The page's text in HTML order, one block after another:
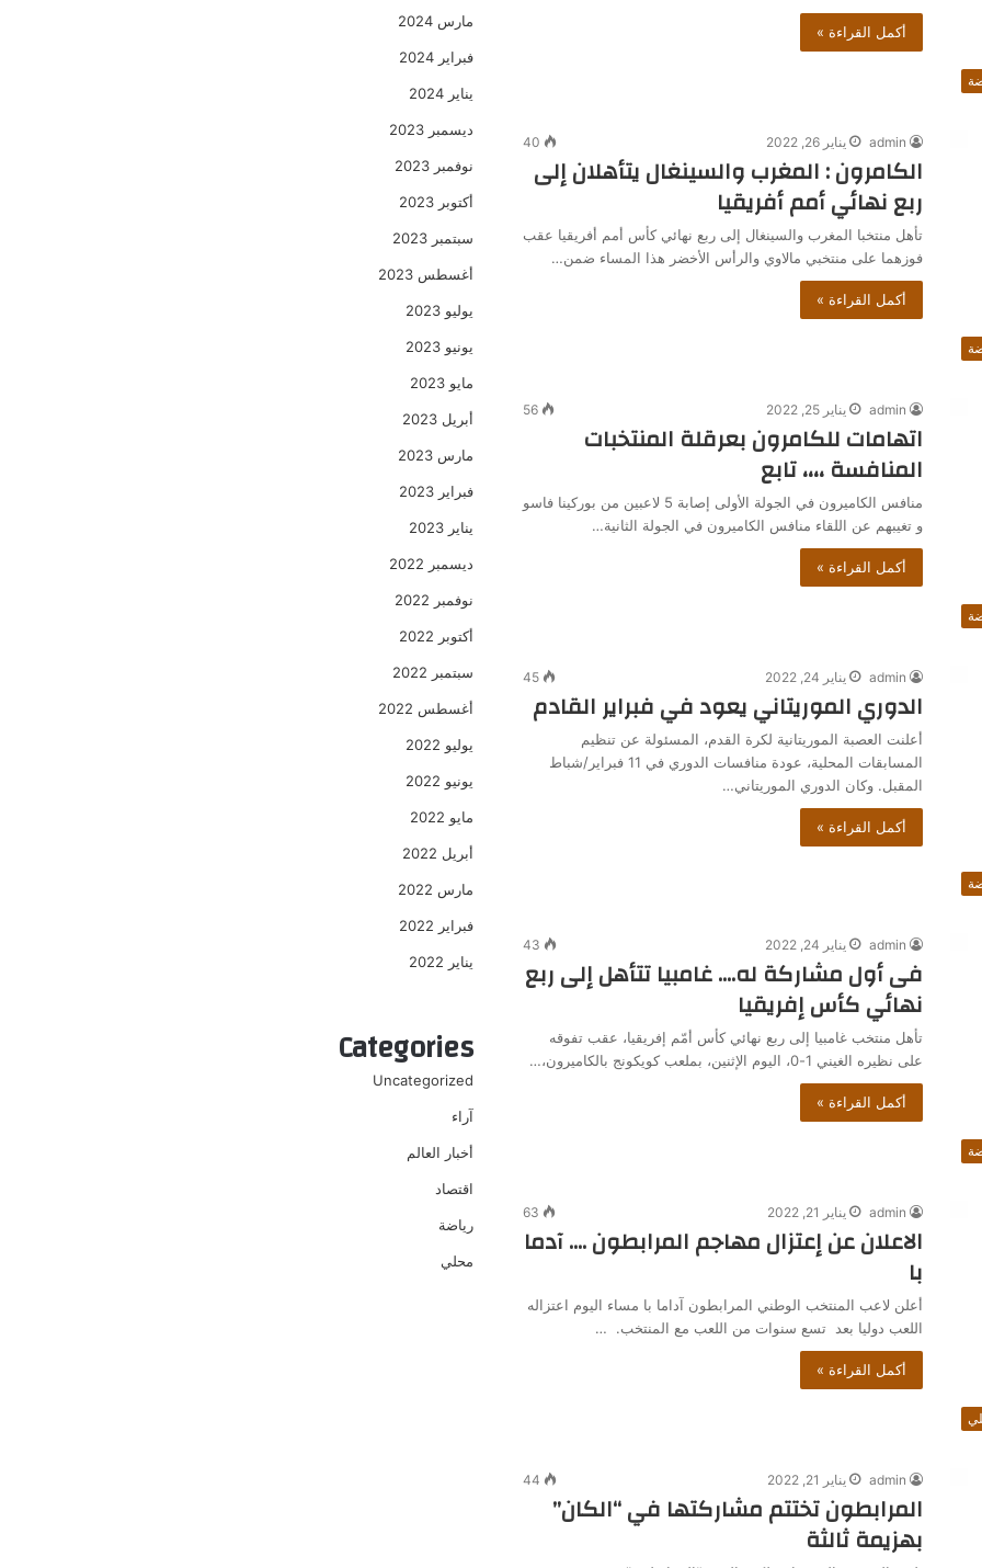
أكمل القراءة »
admin يناير 26, 2022 40
الكامرون : المغرب والسينغال يتأهلان إلى
ربع نهائي أمم أفريقيا
تأهل منتخبا المغرب والسينغال إلى ربع نهائي كأس أمم أفريقيا عقب
فوزهما على منتخبي مالاوي والرأس الأخضر هذا المساء ضمن…
أكمل القراءة »
admin يناير 25, 2022 56
اتهامات للكامرون بعرقلة المنتخبات
المنافسة ،،،، تابع
منافس الكاميرون في الجولة الأولى إصابة 5 لاعبين من بوركينا فاسو
و تغيبهم عن اللقاء منافس الكاميرون في الجولة الثانية…
أكمل القراءة »
admin يناير 24, 2022 45
الدوري الموريتاني يعود في فبراير القادم
أعلنت العصبة الموريتانية لكرة القدم، المسئولة عن تنظيم
المسابقات المحلية، عودة منافسات الدوري في 11 فبراير/شباط
المقبل. وكان الدوري الموريتاني…
أكمل القراءة »
admin يناير 24, 2022 43
فى أول مشاركة له…. غامبيا تتأهل إلى ربع
نهائي كأس إفريقيا
تأهل منتخب غامبيا إلى ربع نهائي كأس أمّم إفريقيا، عقب تفوقه
على نظيره الغيني 1-0، اليوم الإثنين، بملعب كويكونج بالكاميرون،…
أكمل القراءة »
admin يناير 21, 2022 63
الاعلان عن إعتزال مهاجم المرابطون …. آدما
با
أعلن لاعب المنتخب الوطني المرابطون آداما با مساء اليوم اعتزاله
اللعب دوليا بعد تسع سنوات من اللعب مع المنتخب. …
أكمل القراءة »
admin يناير 21, 2022 44
المرابطون تختتم مشاركتها في “الكان”
بهزيمة ثالثة
مارس 2024
فبراير 2024
يناير 2024
ديسمبر 2023
نوفمبر 2023
أكتوبر 2023
سبتمبر 2023
أغسطس 2023
يوليو 2023
يونيو 2023
مايو 2023
أبريل 2023
مارس 2023
فبراير 2023
يناير 2023
ديسمبر 2022
نوفمبر 2022
أكتوبر 2022
سبتمبر 2022
أغسطس 2022
يوليو 2022
يونيو 2022
مايو 2022
أبريل 2022
مارس 2022
فبراير 2022
يناير 2022
Categories
Uncategorized
آراء
أخبار العالم
اقتصاد
رياضة
محلي